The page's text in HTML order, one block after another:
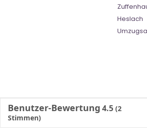
Heslach
Benutzer-Bewertung 4.5 (2
Stimmen)